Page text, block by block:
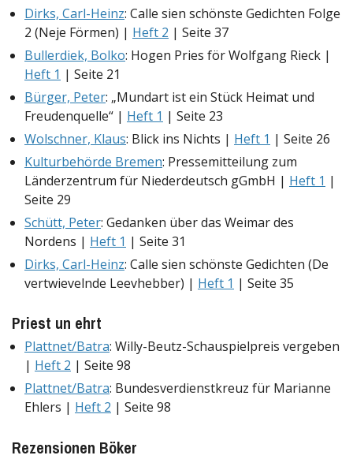
Dirks, Carl-Heinz: Calle sien schönste Gedichten Folge
2 (Neje Förmen) | Heft 2 | Seite 37
Bullerdiek, Bolko: Hogen Pries för Wolfgang Rieck |
Heft 1 | Seite 21
Bürger, Peter: „Mundart ist ein Stück Heimat und
Freudenquelle“ | Heft 1 | Seite 23
Wolschner, Klaus: Blick ins Nichts | Heft 1 | Seite 26
Kulturbehörde Bremen: Pressemitteilung zum
Länderzentrum für Niederdeutsch gGmbH | Heft 1 |
Seite 29
Schütt, Peter: Gedanken über das Weimar des
Nordens | Heft 1 | Seite 31
Dirks, Carl-Heinz: Calle sien schönste Gedichten (De
vertwievelnde Leevhebber) | Heft 1 | Seite 35
Priest un ehrt
Plattnet/Batra: Willy-Beutz-Schauspielpreis vergeben
| Heft 2 | Seite 98
Plattnet/Batra: Bundesverdienstkreuz für Marianne
Ehlers | Heft 2 | Seite 98
Rezensionen Böker